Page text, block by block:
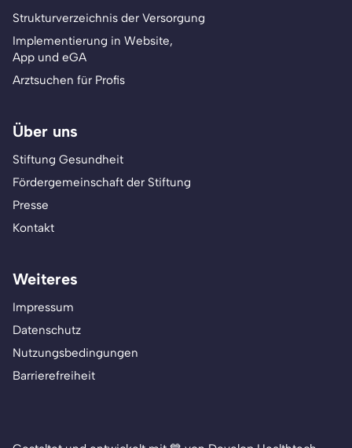
Strukturverzeichnis der Versorgung
Implementierung in Website,
App und eGA
Arztsuchen für Profis
Über uns
Stiftung Gesundheit
Fördergemeinschaft der Stiftung
Presse
Kontakt
Weiteres
Impressum
Datenschutz
Nutzungsbedingungen
Barrierefreiheit